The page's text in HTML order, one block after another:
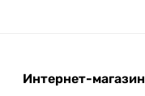
Интернет-магазин